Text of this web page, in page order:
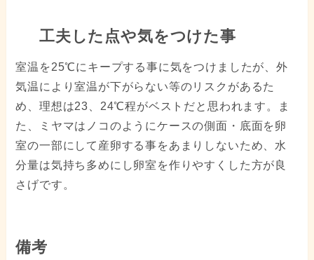
工夫した点や気をつけた事
室温を25℃にキープする事に気をつけましたが、外
気温により室温が下がらない等のリスクがあるた
め、理想は23、24℃程がベストだと思われます。ま
た、ミヤマはノコのようにケースの側面・底面を卵
室の一部にして産卵する事をあまりしないため、水
分量は気持ち多めにし卵室を作りやすくした方が良
さげです。
備考